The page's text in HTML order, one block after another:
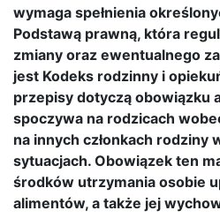
wymaga spełnienia
Podstawą prawną, która
zmiany oraz ewentualnego
jest Kodeks rodzinny i
przepisy dotyczą obowiązku
spoczywa na rodzicach
na innych członkach rodziny
sytuacjach. Obowiązek ten
środków utrzymania osobie
alimentów, a także jej